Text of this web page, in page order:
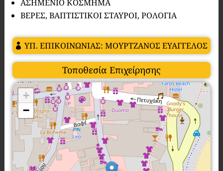
ΑΣΗΜΕΝΙΟ ΚΟΣΜΗΜΑ
ΒΕΡΕΣ, ΒΑΠΤΙΣΤΙΚΟΙ ΣΤΑΥΡΟΙ, ΡΟΛΟΓΙΑ
ΥΠ. ΕΠΙΚΟΙΝΩΝΙΑΣ: ΜΟΥΡΤΖΑΝΟΣ ΕΥΑΓΓΕΛΟΣ
Τοποθεσία Επιχείρησης
+
−